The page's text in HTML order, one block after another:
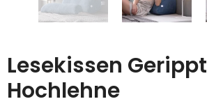
Lesekissen Gerippt
Hochlehne